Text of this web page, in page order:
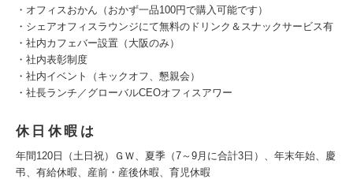
・オフィスおかん（おかず一品100円で購入可能です）
・シェアオフィスラウンジにて無料のドリンク＆スナックサービス有
・社内カフェバー設置（大阪のみ）
・社内表彰制度
・社内イベント（キックオフ、懇親会）
・社長ランチ／グローバルCEOオフィスアワー
休日休暇は
年間120日（土日祝）ＧＷ、夏季（7～9月に合計3日）、年末年始、慶
弔、有給休暇、産前・産後休暇、育児休暇